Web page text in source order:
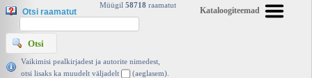
Kataloogiteemad
Müügil 58718 raamatut
Otsi raamatut
Vaikimisi pealkirjadest ja autorite nimedest,
otsi lisaks ka muudelt väljadelt
(aeglasem).